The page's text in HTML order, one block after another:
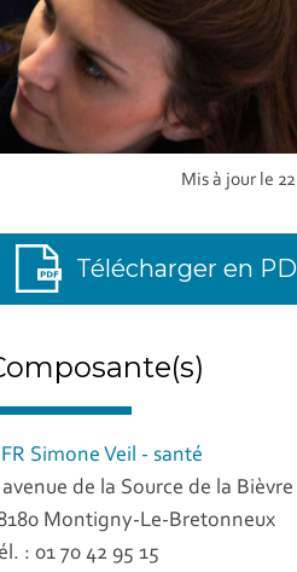
Mis à jour le
Télécharger en
Simone Veil - santé
avenue de la Source de la Bièvre
Montigny-Le-Bretonneux
: 01 70 42 95 15